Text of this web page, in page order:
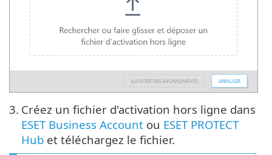
3. Créez un fichier d'activation hors ligne dans
ESET Business Account ou ESET PROTECT
Hub et téléchargez le fichier.